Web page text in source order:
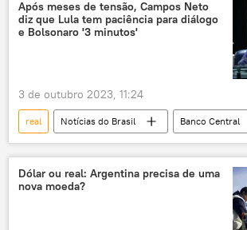
yuan
Após meses de tensão, Campos Neto
diz que Lula tem paciência para diálogo
e Bolsonaro '3 minutos'
3 de outubro 2023, 11:24
real Notícias do Brasil
Banco Central
governo Lula
Luiz Inácio Lula da Silva
Economia
taxa de juros
Dólar ou real: Argentina precisa de uma
nova moeda?